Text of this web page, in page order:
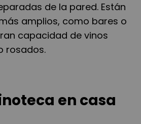
de la pared. Están
amplios, como bares o
capacidad de vinos
rosados.
en casa